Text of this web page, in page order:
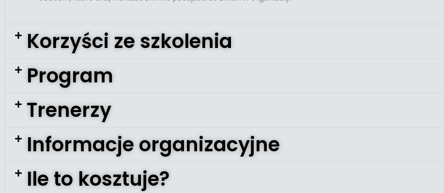
Korzyści ze szkolenia
Program
Trenerzy
Informacje organizacyjne
Ile to kosztuje?